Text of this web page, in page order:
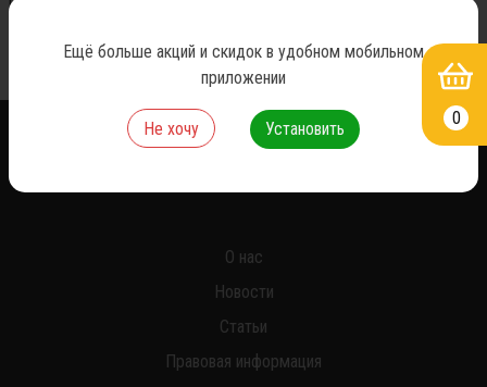
*
О нас
Новости
Статьи
Правовая информация
0
Ещё больше акций и скидок в удобном мобильном
приложении
Не хочу Установить